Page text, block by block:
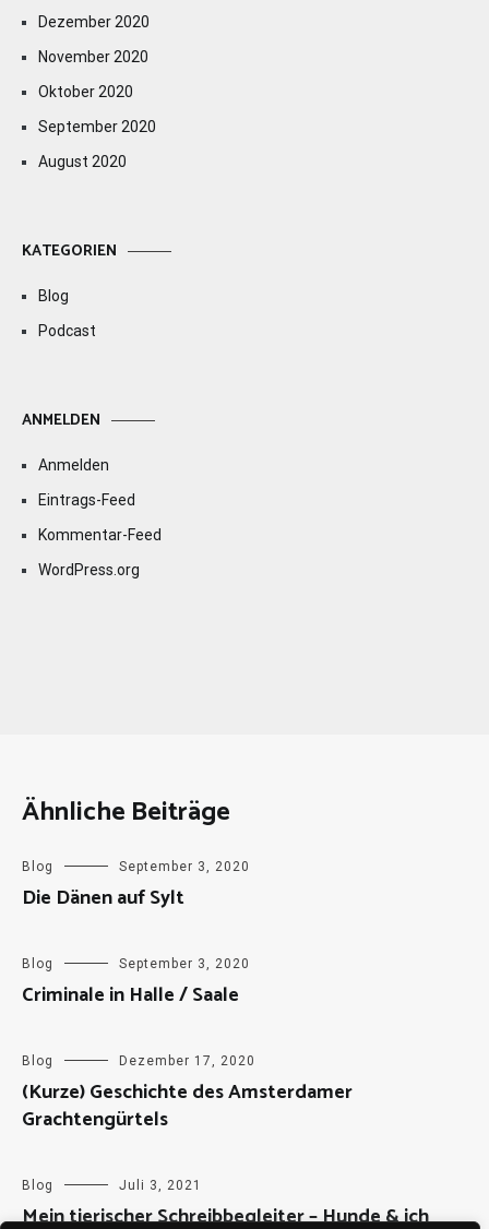
Dezember 2020
November 2020
Oktober 2020
September 2020
August 2020
KATEGORIEN
Blog
Podcast
ANMELDEN
Anmelden
Eintrags-Feed
Kommentar-Feed
WordPress.org
Ähnliche Beiträge
Blog September 3, 2020
Die Dänen auf Sylt
Blog September 3, 2020
Criminale in Halle / Saale
Blog Dezember 17, 2020
(Kurze) Geschichte des Amsterdamer
Grachtengürtels
Blog Juli 3, 2021
Mein tierischer Schreibbegleiter – Hunde & ich